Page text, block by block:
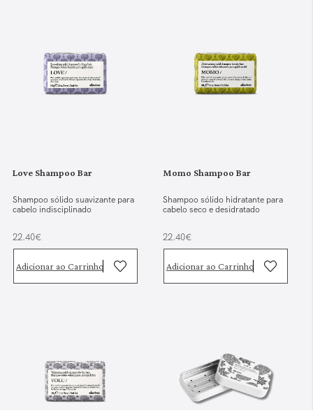
Love Shampoo Bar
Shampoo sólido suavizante para
cabelo indisciplinado
22.40€
Adicionar ao Carrinho
Momo Shampoo Bar
Shampoo sólido hidratante para
cabelo seco e desidratado
22.40€
Adicionar ao Carrinho